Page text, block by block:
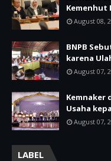
Kemenhut
August 08,
BNPB
karena
August 07,
Kemnaker
Usaha
August 07,
LABEL